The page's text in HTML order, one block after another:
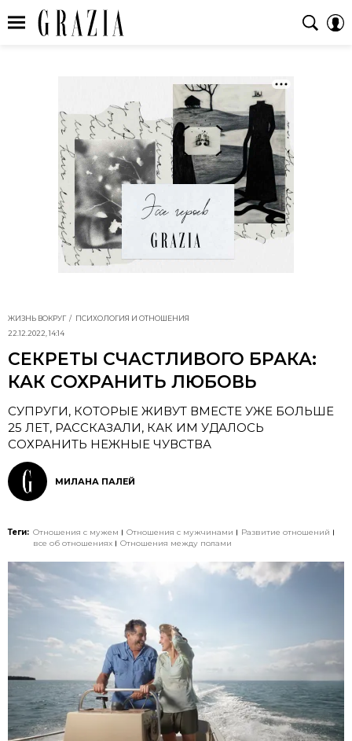
ЖИЗНЬ ВОКРУГ
ПСИХОЛОГИЯ И ОТНОШЕНИЯ
22.12.2022, 14:14
СЕКРЕТЫ СЧАСТЛИВОГО БРАКА:
КАК СОХРАНИТЬ ЛЮБОВЬ
СУПРУГИ, КОТОРЫЕ ЖИВУТ ВМЕСТЕ УЖЕ БОЛЬШЕ
25 ЛЕТ, РАССКАЗАЛИ, КАК ИМ УДАЛОСЬ
СОХРАНИТЬ НЕЖНЫЕ ЧУВСТВА
МИЛАНА ПАЛЕЙ
Теги: Отношения с мужем Отношения с мужчинами
Развитие отношений
все об отношениях
Отношения между полами